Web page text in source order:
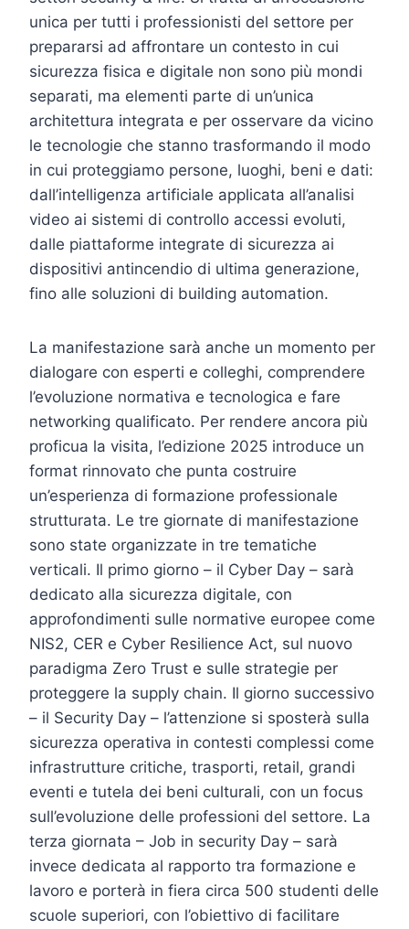
unica per tutti i professionisti del settore per
prepararsi ad affrontare un contesto in cui
sicurezza fisica e digitale non sono più mondi
separati, ma elementi parte di un’unica
architettura integrata e per osservare da vicino
le tecnologie che stanno trasformando il modo
in cui proteggiamo persone, luoghi, beni e dati:
dall’intelligenza artificiale applicata all’analisi
video ai sistemi di controllo accessi evoluti,
dalle piattaforme integrate di sicurezza ai
dispositivi antincendio di ultima generazione,
fino alle soluzioni di building automation.
La manifestazione sarà anche un momento per
dialogare con esperti e colleghi, comprendere
l’evoluzione normativa e tecnologica e fare
networking qualificato. Per rendere ancora più
proficua la visita, l’edizione 2025 introduce un
format rinnovato che punta costruire
un’esperienza di formazione professionale
strutturata. Le tre giornate di manifestazione
sono state organizzate in tre tematiche
verticali. Il primo giorno – il Cyber Day – sarà
dedicato alla sicurezza digitale, con
approfondimenti sulle normative europee come
NIS2, CER e Cyber Resilience Act, sul nuovo
paradigma Zero Trust e sulle strategie per
proteggere la supply chain. Il giorno successivo
– il Security Day – l’attenzione si sposterà sulla
sicurezza operativa in contesti complessi come
infrastrutture critiche, trasporti, retail, grandi
eventi e tutela dei beni culturali, con un focus
sull’evoluzione delle professioni del settore. La
terza giornata – Job in security Day – sarà
invece dedicata al rapporto tra formazione e
lavoro e porterà in fiera circa 500 studenti delle
scuole superiori, con l’obiettivo di facilitare